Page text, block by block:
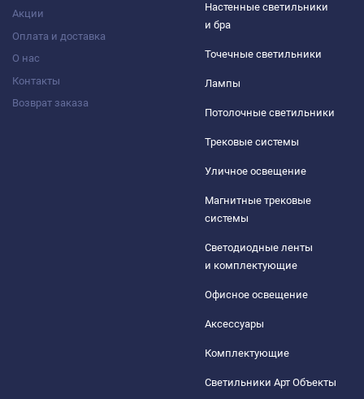
Акции
Оплата и доставка
О нас
Контакты
Возврат заказа
Настенные светильники
и бра
Точечные светильники
Лампы
Потолочные светильники
Трековые системы
Уличное освещение
Магнитные трековые
системы
Светодиодные ленты
и комплектующие
Офисное освещение
Аксессуары
Комплектующие
Светильники Арт Объекты